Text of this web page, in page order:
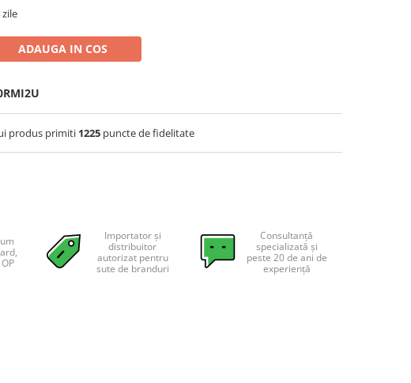
zile
ADAUGA IN COS
produs primiti 1225 puncte de fidelitate
Importator și
distribuitor
autorizat pentru
sute de branduri
Consultanță
specializată și
peste 20 de ani de
experiență